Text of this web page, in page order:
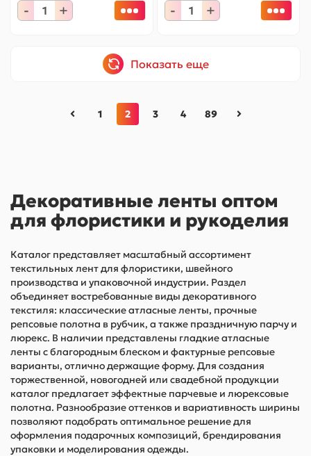
- + - +
Показать еще
1 2 3 4 89
Декоративные ленты оптом
для флористики и рукоделия
Каталог представляет масштабный ассортимент
текстильных лент для флористики, швейного
производства и упаковочной индустрии. Раздел
объединяет востребованные виды декоративного
текстиля: классические атласные ленты, прочные
репсовые полотна в рубчик, а также праздничную парчу и
люрекс. В наличии представлены гладкие атласные
ленты с благородным блеском и фактурные репсовые
варианты, отлично держащие форму. Для создания
торжественной, новогодней или свадебной продукции
каталог предлагает эффектные парчевые и люрексовые
полотна. Разнообразие оттенков и вариативность ширины
позволяют подобрать оптимальное решение для
оформления подарочных композиций, брендирования
упаковки и моделирования одежды.